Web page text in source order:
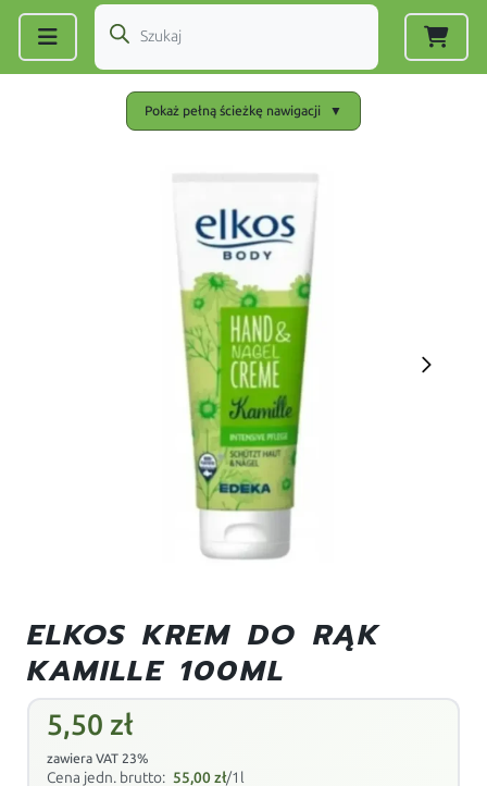
Pokaż pełną ścieżkę nawigacji ▼
ELKOS KREM DO RĄK
KAMILLE 100ML
5,50 zł
zawiera VAT 23%
Cena jedn. brutto: 55,00zł/1l